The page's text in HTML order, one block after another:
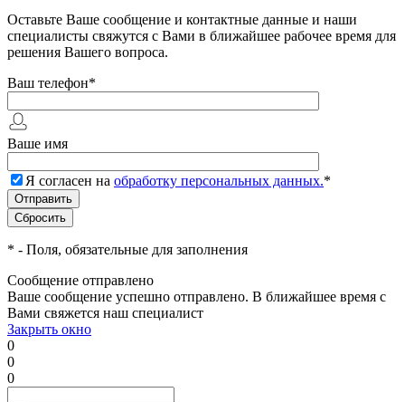
Оставьте Ваше сообщение и контактные данные и наши
специалисты свяжутся с Вами в ближайшее рабочее время для
решения Вашего вопроса.
Ваш телефон*
Ваше имя
Я согласен на обработку персональных данных.*
* - Поля, обязательные для заполнения
Сообщение отправлено
Ваше сообщение успешно отправлено. В ближайшее время с
Вами свяжется наш специалист
Закрыть окно
0
0
0